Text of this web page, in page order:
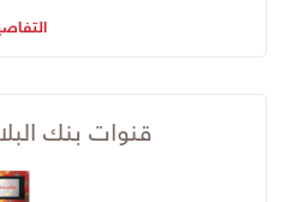
قنوات بنك